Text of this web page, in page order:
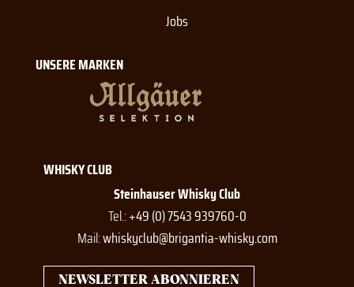
Jobs
UNSERE MARKEN
WHISKY CLUB
Steinhauser Whisky Club
Tel.:+49 (0) 7543 939760-0
Mail:whiskyclub@brigantia-whisky.com
NEWSLETTER ABONNIEREN